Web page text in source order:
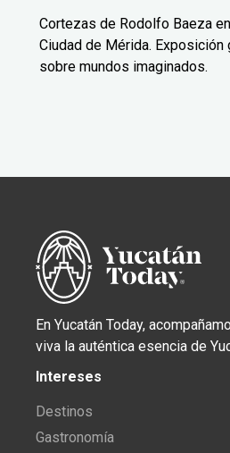
Cortezas de Rodolfo Baeza
Ciudad de Mérida. Exposición
sobre mundos imaginados.
En Yucatán Today,
viva la auténtica esencia de
Intereses
Destinos
Gastronomía